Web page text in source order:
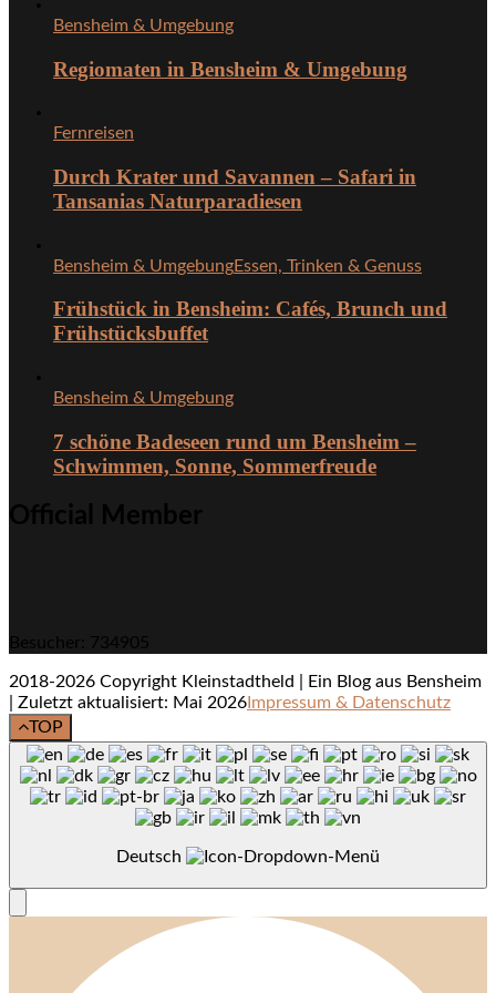
Bensheim & Umgebung
Regiomaten in Bensheim & Umgebung
Fernreisen
Durch Krater und Savannen – Safari in
Tansanias Naturparadiesen
Bensheim & UmgebungEssen, Trinken & Genuss
Frühstück in Bensheim: Cafés, Brunch und
Frühstücksbuffet
Bensheim & Umgebung
7 schöne Badeseen rund um Bensheim –
Schwimmen, Sonne, Sommerfreude
Official Member
Besucher: 734905
2018-2026 Copyright Kleinstadtheld | Ein Blog aus Bensheim
| Zuletzt aktualisiert: Mai 2026 Impressum & Datenschutz
TOP
Deutsch